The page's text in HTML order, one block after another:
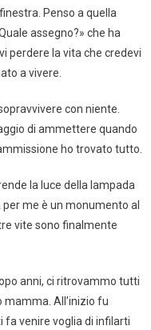
Penso a quella
assegno?» che ha
perdere la vita che credevi
a vivere.
con niente.
di ammettere quando
ho trovato tutto.
la luce della lampada
per me è un monumento al
vite sono finalmente
anni, ci ritrovammo tutti
mamma. All’inizio fu
venire voglia di infilarti